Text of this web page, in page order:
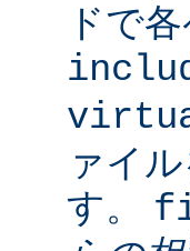
ドで
ァイ
す。